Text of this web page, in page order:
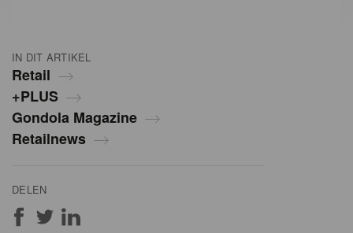
IN DIT ARTIKEL
Retail
+PLUS
Gondola Magazine
Retailnews
DELEN